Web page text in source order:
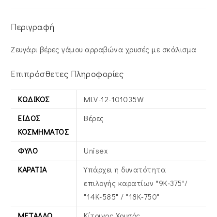
Περιγραφή
Ζευγάρι βέρες γάμου αρραβώνα χρυσές με σκάλισμα
Επιπρόσθετες Πληροφορίες
ΚΩΔΙΚΌΣ
MLV-12-101035W
ΕΊΔΟΣ
ΚΟΣΜΉΜΑΤΟΣ
Βέρες
ΦΎΛΟ
Unisex
ΚΑΡΆΤΙΑ
Υπάρχει η δυνατότητα
επιλογής καρατίων "9Κ-375"/
"14Κ-585" / "18Κ-750"